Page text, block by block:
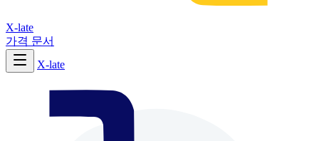
X-late
가격 문서
X-late